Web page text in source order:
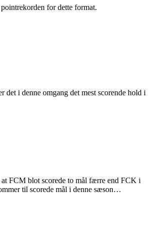
for dette format.
det i denne omgang det mest scorende hold i
at FCM blot scorede to mål færre end FCK i
til scorede mål i denne sæson…